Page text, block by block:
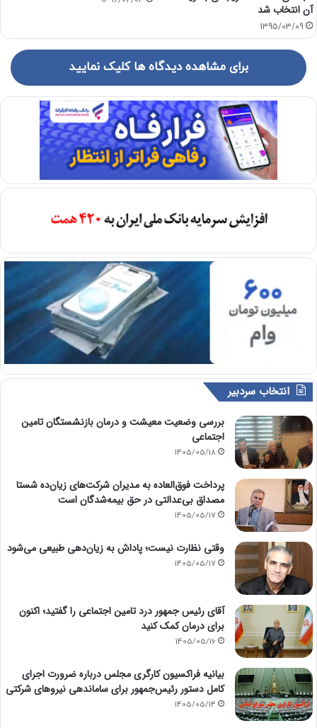
آن انتخاب شد
1395/03/09
برای مشاهده دیدگاه ها کلیک نمایید
انتخاب سردبیر
بررسی وضعیت معیشت و درمان بازنشستگان تامین
اجتماعی
1405/05/18
پرداخت فوق‌العاده به مدیران شرکت‌های زیان‌ده شستا
مصداق بی‌عدالتی در حق بیمه‌شدگان است
1405/05/17
وقتی نظارت نیست؛ پاداش به زیان‌دهی طبیعی می‌شود
1405/05/17
آقای رئیس جمهور درد تامین اجتماعی را گفتید؛ اکنون
برای درمان کمک کنید
1405/05/16
بیانیه فراکسیون کارگری مجلس درباره ضرورت اجرای
کامل دستور رئیس‌جمهور برای ساماندهی نیروهای شرکتی
1405/05/14